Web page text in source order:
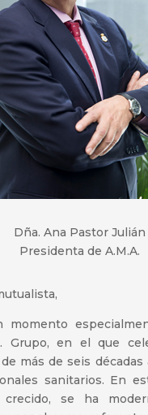
Dña. Ana Pastor Julián
Presidenta de A.M.A.
momento
Grupo, en el que
más de seis décadas
sanitarios. En
crecido, se ha